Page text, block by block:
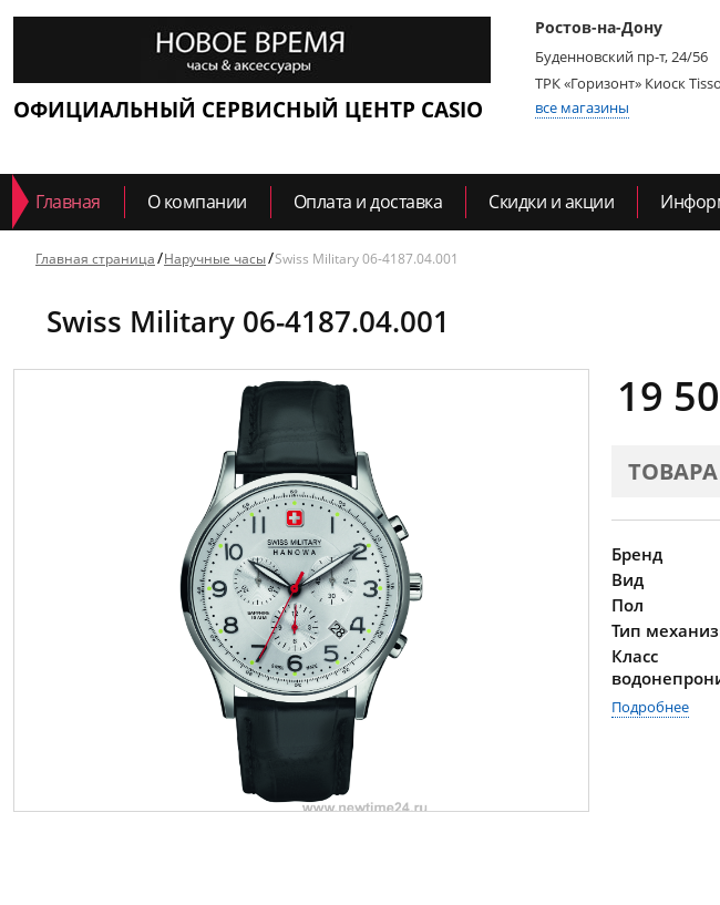
ОФИЦИАЛЬНЫЙ СЕРВИСНЫЙ ЦЕНТР CASIO
Ростов-на-Дону
Буденновский пр-т, 24/56
ТРК «Горизонт» Киоск
все магазины
Главная О компании Оплата и доставка Скидки и акции
Главная страница Наручные часы Swiss Military 06-4187.04.001
Swiss Military 06-4187.04.001
19
Бренд
Вид
Пол
Тип
Класс
Подробнее